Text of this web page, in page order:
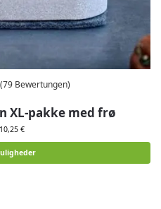
(79 Bewertungen)
XL-pakke med frø
€